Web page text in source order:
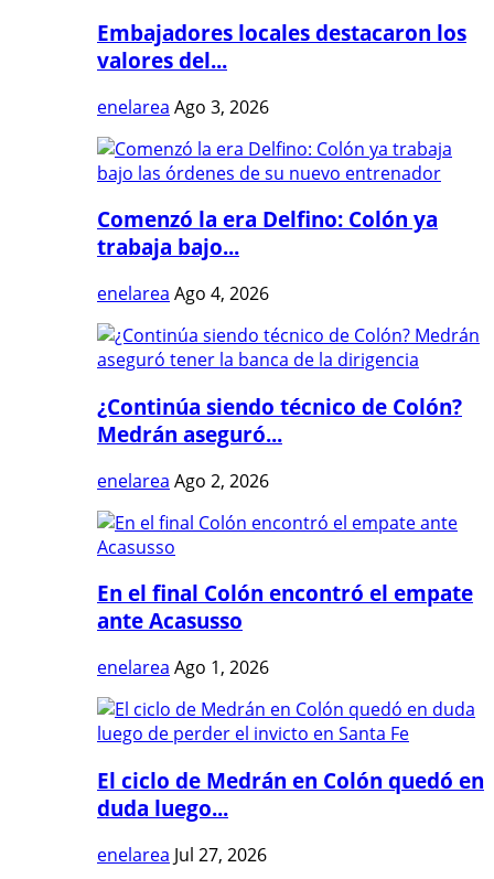
Embajadores locales destacaron los
valores del...
enelarea Ago 3, 2026
Comenzó la era Delfino: Colón ya
trabaja bajo...
enelarea Ago 4, 2026
¿Continúa siendo técnico de Colón?
Medrán aseguró...
enelarea Ago 2, 2026
En el final Colón encontró el empate
ante Acasusso
enelarea Ago 1, 2026
El ciclo de Medrán en Colón quedó en
duda luego...
enelarea Jul 27, 2026